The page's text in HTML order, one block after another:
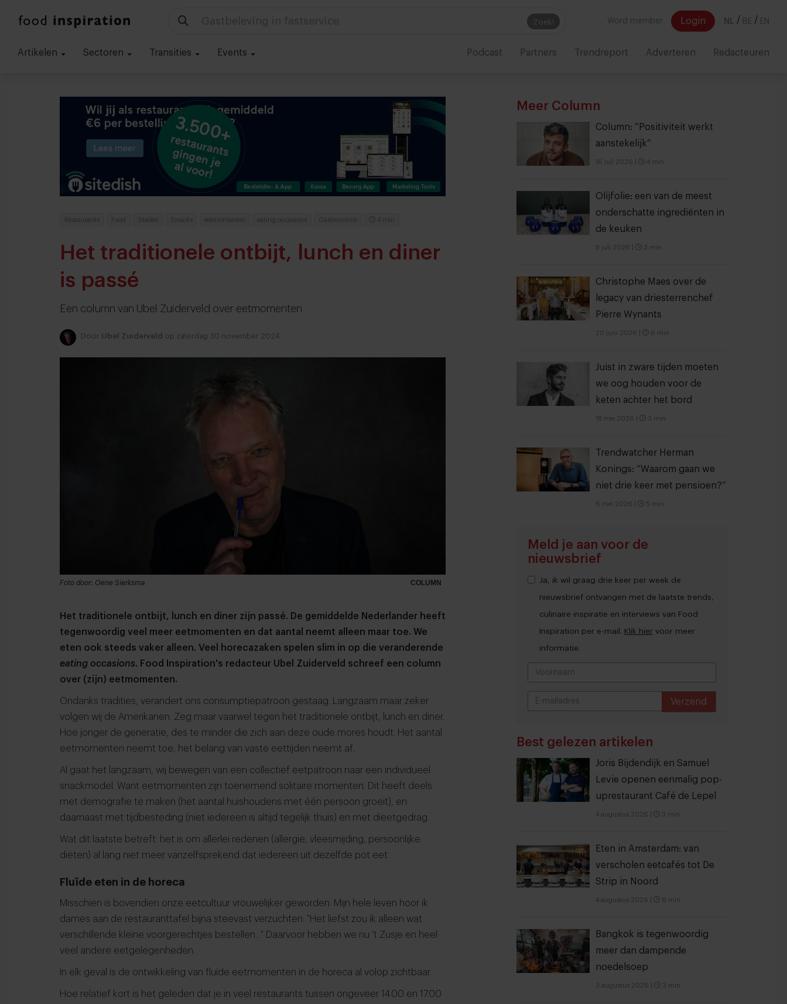
Zoek!
Gastbeleving in fastservice Word member Login NL / BE / EN
Artikelen Sectoren Transities Events Podcast Partners Trendreport Adverteren Redacteuren
Restaurants Food Steden Snacks eetmomenten eating occasions Gastronomie 4 min
Het traditionele ontbijt, lunch en diner
is passé
Een column van Ubel Zuiderveld over eetmomenten
Door Ubel Zuiderveld op zaterdag 30 november 2024
COLUMN
Foto door: Oene Sierksma
Het traditionele ontbijt, lunch en diner zijn passé. De gemiddelde Nederlander heeft
tegenwoordig veel meer eetmomenten en dat aantal neemt alleen maar toe. We
eten ook steeds vaker alleen. Veel horecazaken spelen slim in op die veranderende
eating occasions. Food Inspiration's redacteur Ubel Zuiderveld schreef een column
over (zijn) eetmomenten.
Ondanks tradities, verandert ons consumptiepatroon gestaag. Langzaam maar zeker
volgen wij de Amerikanen. Zeg maar vaarwel tegen het traditionele ontbijt, lunch en diner.
Hoe jonger de generatie, des te minder die zich aan deze oude mores houdt. Het aantal
eetmomenten neemt toe, het belang van vaste eettijden neemt af.
Al gaat het langzaam, wij bewegen van een collectief eetpatroon naar een individueel
snackmodel. Want eetmomenten zijn toenemend solitaire momenten. Dit heeft deels
met demografie te maken (het aantal huishoudens met één persoon groeit), en
daarnaast met tijdbesteding (niet iedereen is altijd tegelijk thuis) en met dieetgedrag.
Wat dit laatste betreft: het is om allerlei redenen (allergie, vleesmijding, persoonlijke
diëten) al lang niet meer vanzelfsprekend dat iedereen uit dezelfde pot eet.
Fluïde eten in de horeca
Misschien is bovendien onze eetcultuur vrouwelijker geworden. Mijn hele leven hoor ik
dames aan de restauranttafel bijna steevast verzuchten: "Het liefst zou ik alleen wat
verschillende kleine voorgerechtjes bestellen..." Daarvoor hebben we nu ’t Zusje en heel
veel andere eetgelegenheden.
In elk geval is de ontwikkeling van fluïde eetmomenten in de horeca al volop zichtbaar.
Hoe relatief kort is het geleden dat je in veel restaurants tussen ongeveer 14.00 en 17.00
Meer Column
Column: “Positiviteit werkt
aanstekelijk”
16 juli 2026 4 min
Olijfolie: een van de meest
onderschatte ingrediënten in
de keuken
8 juli 2026 3 min
Christophe Maes over de
legacy van driesterrenchef
Pierre Wynants
20 juni 2026 6 min
Juist in zware tijden moeten
we oog houden voor de
keten achter het bord
18 mei 2026 3 min
Trendwatcher Herman
Konings: “Waarom gaan we
niet drie keer met pensioen?”
6 mei 2026 5 min
Meld je aan voor de
nieuwsbrief
Ja, ik wil graag drie keer per week de
nieuwsbrief ontvangen met de laatste trends,
culinaire inspiratie en interviews van Food
Inspiration per e-mail. Klik hier voor meer
informatie.
Verzend
Best gelezen artikelen
Joris Bijdendijk en Samuel
Levie openen eenmalig pop-
uprestaurant Café de Lepel
4 augustus 2026 3 min
Eten in Amsterdam: van
verscholen eetcafés tot De
Strip in Noord
4 augustus 2026 6 min
Bangkok is tegenwoordig
meer dan dampende
noedelsoep
3 augustus 2026 3 min